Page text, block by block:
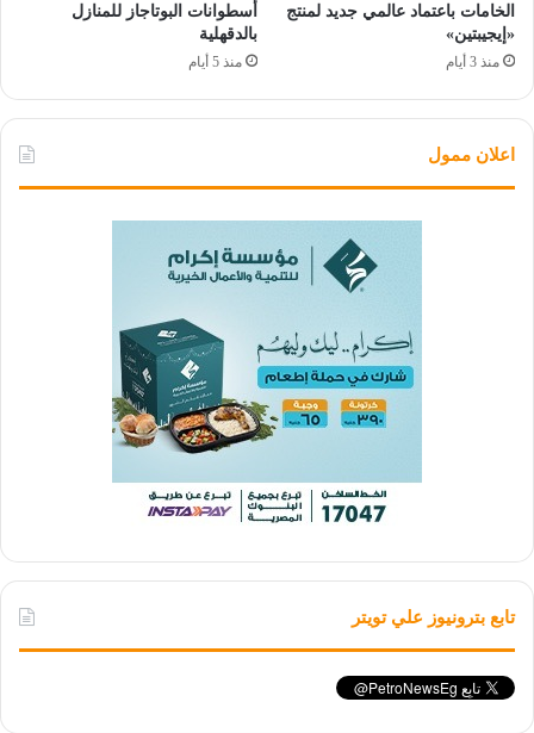
الخامات باعتماد عالمي جديد لمنتج
«إيجيبتين»
منذ 3 أيام
أسطوانات البوتاجاز للمنازل
بالدقهلية
منذ 5 أيام
اعلان ممول
تابع بترونيوز علي تويتر